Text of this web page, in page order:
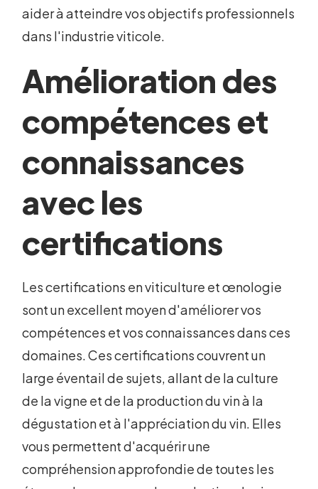
aider à atteindre vos objectifs professionnels
dans l'industrie viticole.
Amélioration des
compétences et
connaissances
avec les
certifications
Les certifications en viticulture et œnologie
sont un excellent moyen d'améliorer vos
compétences et vos connaissances dans ces
domaines. Ces certifications couvrent un
large éventail de sujets, allant de la culture
de la vigne et de la production du vin à la
dégustation et à l'appréciation du vin. Elles
vous permettent d'acquérir une
compréhension approfondie de toutes les